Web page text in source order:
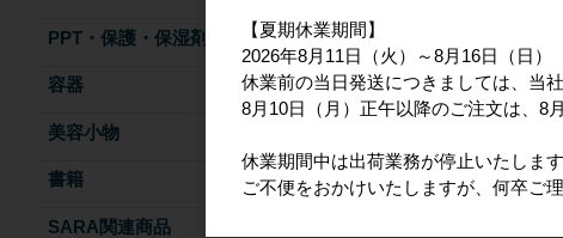
PPT・保護・保湿剤
容器
美容小物
書籍
SARA関連商品
【夏期休業期間】
2026年8月11日（火）～8月16日（日）
休業前の当日発送につきましては、当
8月10日（月）正午以降のご注文は、8
休業期間中は出荷業務が停止いたしま
ご不便をおかけいたしますが、何卒ご